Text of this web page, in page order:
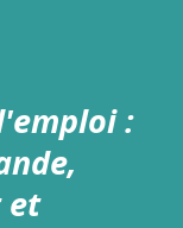
:
et